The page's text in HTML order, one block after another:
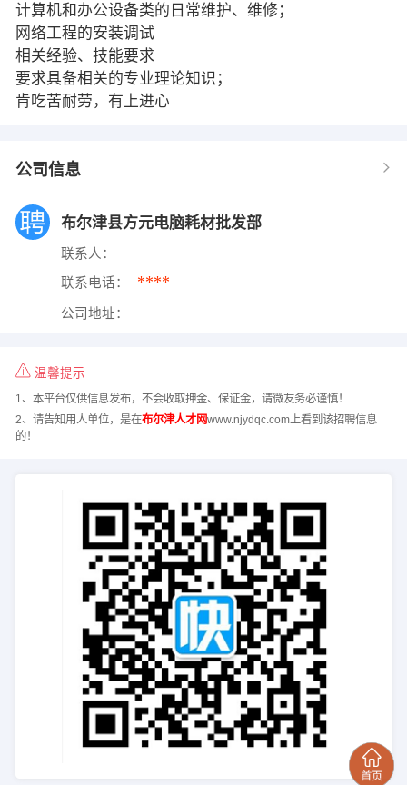
计算机和办公设备类的日常维护、维修；
网络工程的安装调试
相关经验、技能要求
要求具备相关的专业理论知识；
肯吃苦耐劳，有上进心
公司信息
布尔津县方元电脑耗材批发部
联系人：
联系电话： ****
公司地址：
温馨提示
1、本平台仅供信息发布，不会收取押金、保证金，请微友务必谨慎！
2、请告知用人单位，是在布尔津人才网www.njydqc.com上看到该招聘信息
的！